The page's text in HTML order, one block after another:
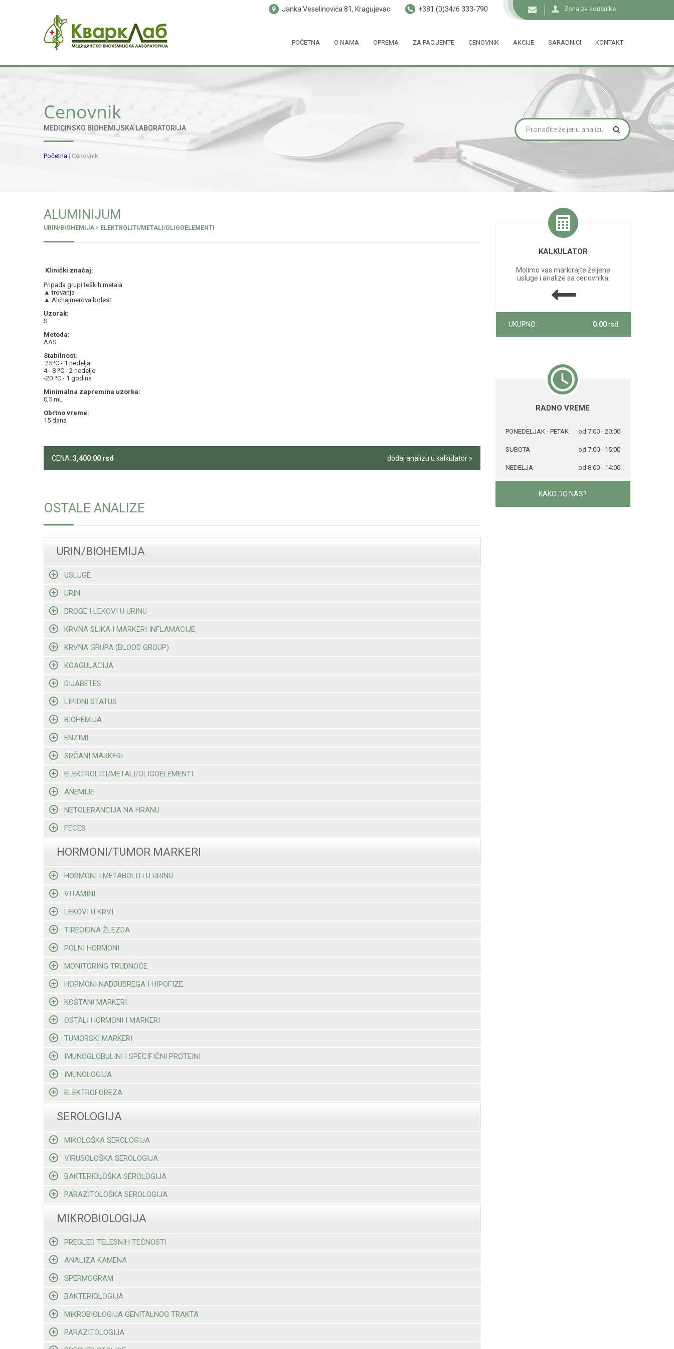
Zona za korisnike
Janka Veselinovića 81, Kragujevac +381 (0)34/6 333-790
POČETNA O NAMA OPREMA ZA PACIJENTE CENOVNIK AKCIJE SARADNICI KONTAKT
Cenovnik
MEDICINSKO BIOHEMIJSKA LABORATORIJA
Početna | Cenovnik
ALUMINIJUM
URIN/BIOHEMIJA » ELEKTROLITI/METALI/OLIGOELEMENTI
Klinički značaj:
Pripada grupi teških metala
▲ trovanja
▲ Alchajmerova bolest
Uzorak:
S
Metoda:
AAS
Stabilnost:
25⁰C - 1 nedelja
4 - 8 ⁰C - 2 nedelje
-20 ⁰C - 1 godina
Minimalna zapremina uzorka:
0,5 mL
Obrtno vreme:
15 dana
CENA: 3,400.00 rsd dodaj analizu u kalkulator »
OSTALE ANALIZE
URIN/BIOHEMIJA
USLUGE
URIN
DROGE I LEKOVI U URINU
KRVNA SLIKA I MARKERI INFLAMACIJE
KRVNA GRUPA (BLOOD GROUP)
KOAGULACIJA
DIJABETES
LIPIDNI STATUS
BIOHEMIJA
ENZIMI
SRČANI MARKERI
ELEKTROLITI/METALI/OLIGOELEMENTI
ANEMIJE
NETOLERANCIJA NA HRANU
FECES
HORMONI/TUMOR MARKERI
HORMONI I METABOLITI U URINU
VITAMINI
LEKOVI U KRVI
TIREOIDNA ŽLEZDA
POLNI HORMONI
MONITORING TRUDNOĆE
HORMONI NADBUBREGA I HIPOFIZE
KOŠTANI MARKERI
OSTALI HORMONI I MARKERI
TUMORSKI MARKERI
IMUNOGLOBULINI I SPECIFIČNI PROTEINI
IMUNOLOGIJA
ELEKTROFOREZA
SEROLOGIJA
MIKOLOŠKA SEROLOGIJA
VIRUSOLOŠKA SEROLOGIJA
BAKTERIOLOŠKA SEROLOGIJA
PARAZITOLOŠKA SEROLOGIJA
MIKROBIOLOGIJA
PREGLED TELESNIH TEČNOSTI
ANALIZA KAMENA
SPERMOGRAM
BAKTERIOLOGIJA
MIKROBIOLOGIJA GENITALNOG TRAKTA
PARAZITOLOGIJA
KALKULATOR
Molimo vas markirajte željene
usluge i analize sa cenovnika.
UKUPNO: 0.00rsd
RADNO VREME
PONEDELJAK - PETAK od 7:00 - 20:00
SUBOTA od 7:00 - 15:00
NEDELJA od 8:00 - 14:00
KAKO DO NAS?